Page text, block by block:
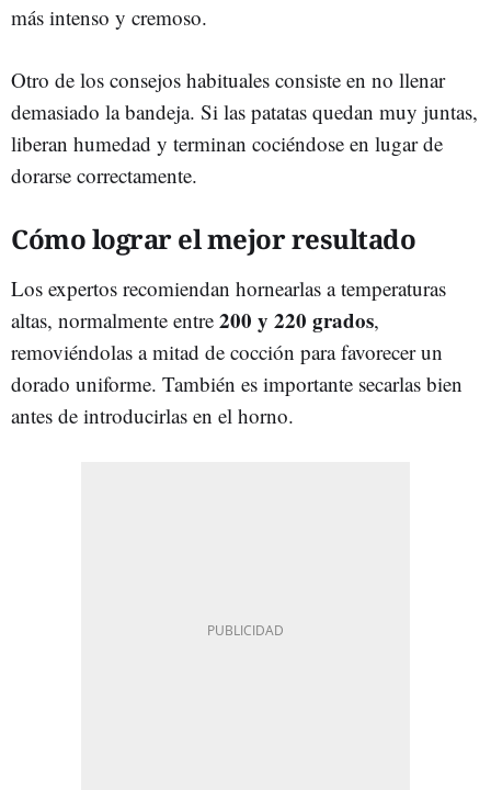
más intenso y cremoso.
Otro de los consejos habituales consiste en no llenar
demasiado la bandeja. Si las patatas quedan muy juntas,
liberan humedad y terminan cociéndose en lugar de
dorarse correctamente.
Cómo lograr el mejor resultado
Los expertos recomiendan hornearlas a temperaturas
altas, normalmente entre 200 y 220 grados,
removiéndolas a mitad de cocción para favorecer un
dorado uniforme. También es importante secarlas bien
antes de introducirlas en el horno.